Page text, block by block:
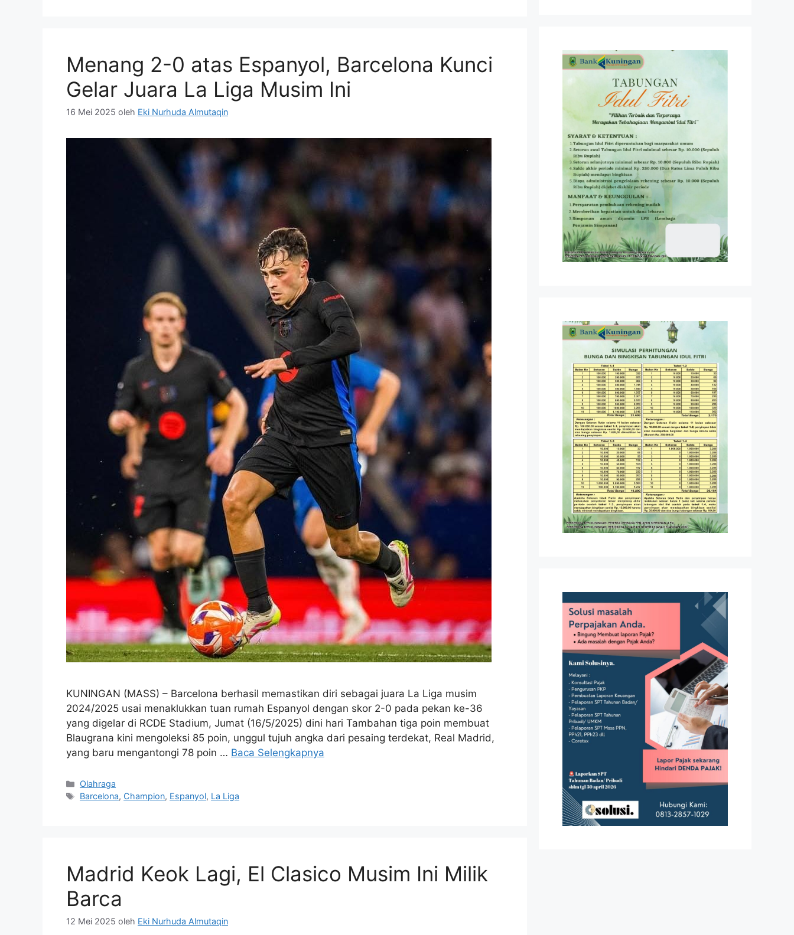
Menang 2-0 atas Espanyol, Barcelona Kunci
Gelar Juara La Liga Musim Ini
16 Mei 2025 oleh Eki Nurhuda Almutaqin
KUNINGAN (MASS) – Barcelona berhasil memastikan diri sebagai juara La Liga musim
2024/2025 usai menaklukkan tuan rumah Espanyol dengan skor 2-0 pada pekan ke-36
yang digelar di RCDE Stadium, Jumat (16/5/2025) dini hari Tambahan tiga poin membuat
Blaugrana kini mengoleksi 85 poin, unggul tujuh angka dari pesaing terdekat, Real Madrid,
yang baru mengantongi 78 poin … Baca Selengkapnya
Kategori
Olahraga
Tag
Barcelona, Champion, Espanyol, La Liga
Madrid Keok Lagi, El Clasico Musim Ini Milik
Barca
12 Mei 2025 oleh Eki Nurhuda Almutaqin